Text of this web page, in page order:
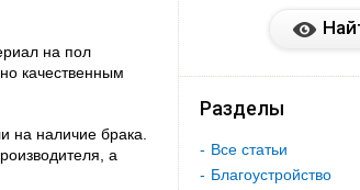
на пол
качественным
на наличие брака.
а
Разделы
Все статьи
Благоустройство